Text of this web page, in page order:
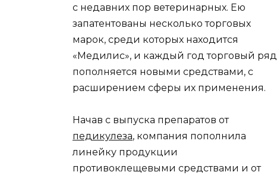
с недавних пор ветеринарных. Ею
запатентованы несколько торговых
марок, среди которых находится
«Медилис», и каждый год торговый ряд
пополняется новыми средствами, с
расширением сферы их применения.
Начав с выпуска препаратов от
педикулеза, компания пополнила
линейку продукции
противоклещевыми средствами и от